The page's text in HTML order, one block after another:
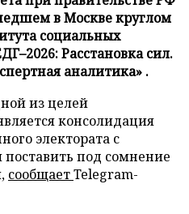
в Москве круглом
социальных
Расстановка сил.
аналитика» .
из целей
консолидация
электората с
под сомнение
сообщаетTelegram-